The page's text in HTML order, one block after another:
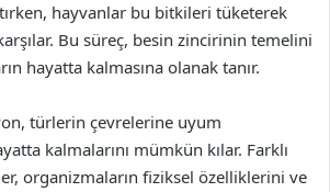
hayvanlar bu bitkileri tüketerek
Bu süreç, besin zincirinin temelini
hayatta kalmasına olanak tanır.
türlerin çevrelerine uyum
kalmalarını mümkün kılar. Farklı
organizmaların fiziksel özelliklerini ve